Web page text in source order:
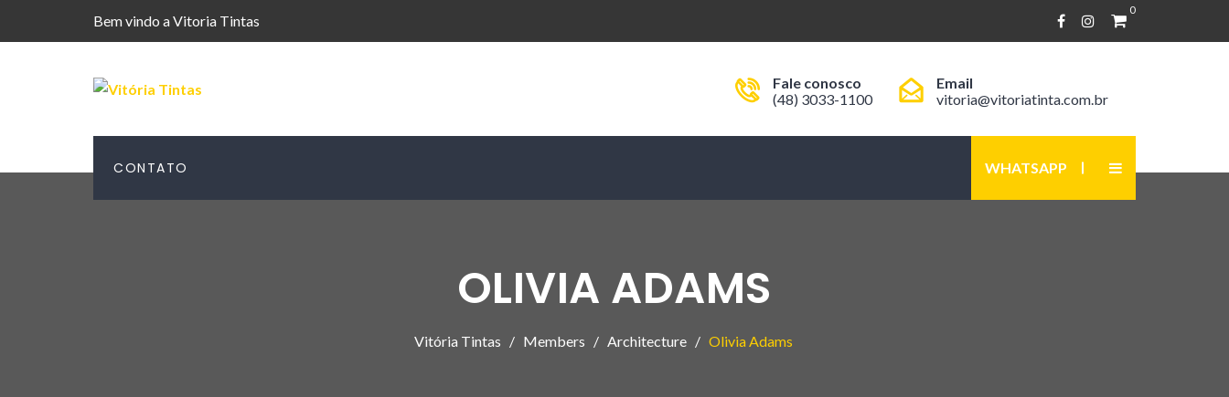
Bem vindo a Vitoria Tintas
0
Fale conosco
(48) 3033-1100
Email
vitoria@vitoriatinta.com.br
CONTATO WHATSAPP
OLIVIA ADAMS
Vitória Tintas Members Architecture Olivia Adams